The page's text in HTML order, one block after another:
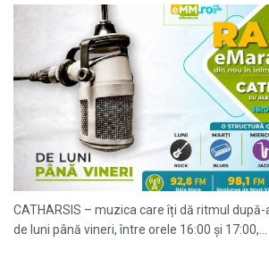
CATHARSIS – muzica care îți dă ritmul
de luni până vineri, între orele 16:00 și 17:00,...